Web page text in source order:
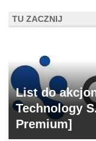
TU ZACZNIJ
List do
Technology
Premium]